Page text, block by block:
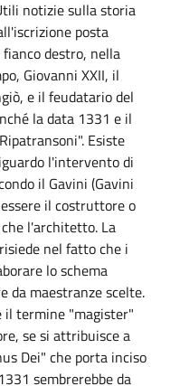
notizie sulla storia
posta
destro, nella
Giovanni XXII, il
e il feudatario del
la data 1331 e il
Esiste
l'intervento di
il Gavini (Gavini
il costruttore o
l'architetto. La
nel fatto che i
lo schema
da maestranze scelte.
il termine "magister"
se si attribuisce a
Dei" che porta inciso
sembrerebbe da